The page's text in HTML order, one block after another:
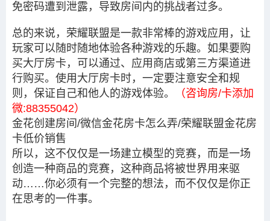
免密码遭到泄露，导致房间内的挑战者过多。
总的来说，荣耀联盟是一款非常棒的游戏应用，让
玩家可以随时随地体验各种游戏的乐趣。如果要购
买大厅房卡，可以通过、应用商店或第三方渠道进
行购买。使用大厅房卡时，一定要注意安全和规
则，保证自己和他人的游戏体验。
（咨询房/卡添加
微:88355042）
金花创建房间/微信金花房卡怎么弄/荣耀联盟金花房
卡低价销售
所以，这不仅仅是一场建立模型的竞赛，而是一场
创造一种商品的竞赛，这种商品将被世界用来驱
动……你必须有一个完整的想法，而不仅仅是你正
在思考的一件事。